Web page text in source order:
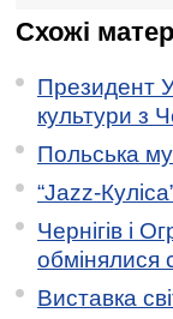
Схожі
Президент
культури з
Польська
“Jazz-
Чернігів і
обмінялися
Виставка